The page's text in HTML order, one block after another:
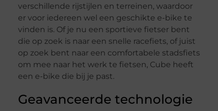
verschillende rijstijlen en terreinen, waardoor
er voor iedereen wel een geschikte e-bike te
vinden is. Of je nu een sportieve fietser bent
die op zoek is naar een snelle racefiets, of juist
op zoek bent naar een comfortabele stadsfiets
om mee naar het werk te fietsen, Cube heeft
een e-bike die bij je past.
Geavanceerde technologie